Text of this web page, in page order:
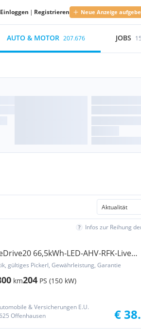
Einloggen | Registrieren Neue Anzeige
AUTO & MOTOR 207.676 JOBS
Infos zur Reihung
66,5kWh-LED-AHV-RFK-Live
gültiges Pickerl, Gewährleistung, Garantie
km204 PS (150 kW)
& Versicherungen E.U.
Offenhausen
€